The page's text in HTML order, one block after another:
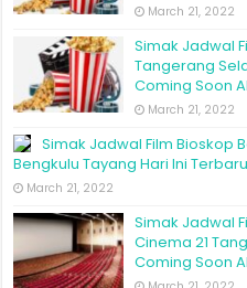
March 21, 2022
Simak Jadwal
Tangerang
Coming Soon
March 21, 2022
Simak Jadwal Film Bioskop
Bengkulu Tayang Hari Ini
March 21, 2022
Simak Jadwal
Cinema 21
Coming Soon